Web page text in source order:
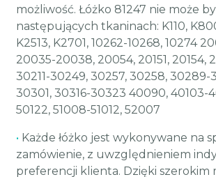
możliwość. Łóżko 81247 nie może
następujących tkaninach: K110, K800,
K2513, K2701, 10262-10268, 10274
20035-20038, 20054, 20151, 20154,
30211-30249, 30257, 30258, 30289-
30301, 30316-30323 40090, 40103-
50122, 51008-51012, 52007
• Każde łóżko jest wykonywane na
zamówienie, z uwzględnieniem
preferencji klienta. Dzięki szerokim